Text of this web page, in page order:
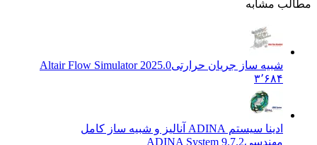
مطالب مشابه
شبیه ساز جریان حرارتیAltair Flow Simulator 2025.0
۳٬۶۸۴
ادینا سیستم ADINA آنالیز و شبیه ساز کامل
مهندسیADINA System 9.7.2